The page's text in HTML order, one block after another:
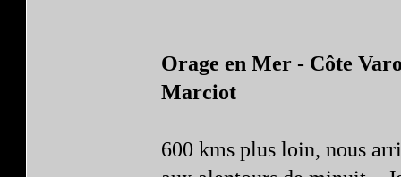
Orage en Mer - Côte
Marciot
600 kms plus loin, nous